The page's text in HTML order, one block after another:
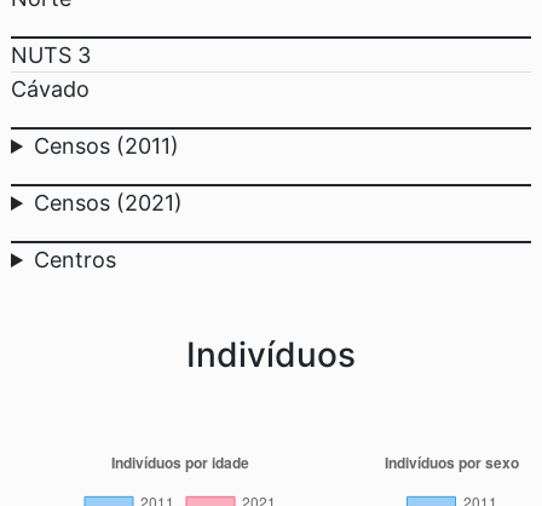
NUTS 3
Cávado
Censos (2011)
Censos (2021)
Centros
Indivíduos